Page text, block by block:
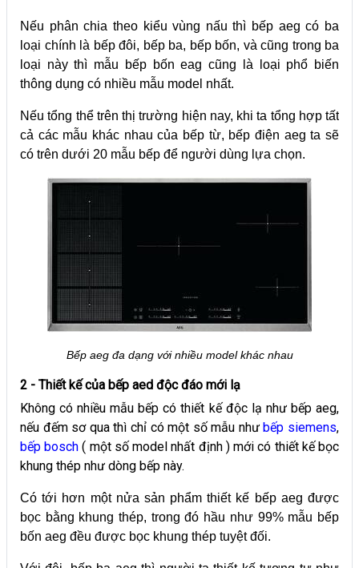
Nếu phân chia theo kiểu vùng nấu thì bếp aeg có ba
loại chính là bếp đôi, bếp ba, bếp bốn, và cũng trong ba
loại này thì mẫu bếp bốn eag cũng là loại phổ biến
thông dụng có nhiều mẫu model nhất.
Nếu tổng thể trên thị trường hiện nay, khi ta tổng hợp tất
cả các mẫu khác nhau của bếp từ, bếp điện aeg ta sẽ
có trên dưới 20 mẫu bếp để người dùng lựa chọn.
Bếp aeg đa dạng với nhiều model khác nhau
2 - Thiết kế của bếp aed độc đáo mới lạ
Không có nhiều mẫu bếp có thiết kế độc lạ như bếp aeg,
nếu đếm sơ qua thì chỉ có một số mẫu nhưbếp siemens,
bếp bosch ( một số model nhất định ) mới có thiết kế bọc
khung thép như dòng bếp này.
Có tới hơn một nửa sản phẩm thiết kế bếp aeg được
bọc bằng khung thép, trong đó hầu như 99% mẫu bếp
bốn aeg đều được bọc khung thép tuyệt đối.